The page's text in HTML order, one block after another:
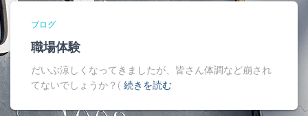
ブログ
職場体験
だいぶ涼しくなってきましたが、皆さん体調など崩され
てないでしょうか？( 続きを読む